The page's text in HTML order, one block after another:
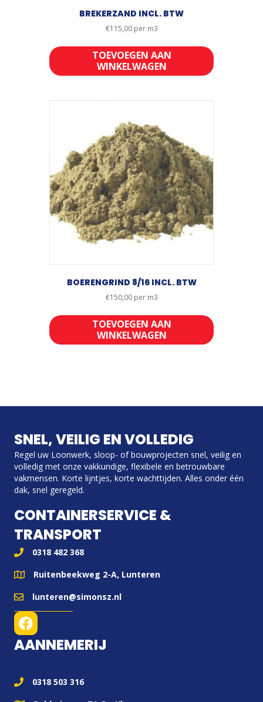
BREKERZAND INCL. BTW
€115,00per m3
TOEVOEGEN AAN
WINKELWAGEN
BOERENGRIND 8/16 INCL. BTW
€150,00per m3
TOEVOEGEN AAN
WINKELWAGEN
SNEL, VEILIG EN VOLLEDIG
Regel uw Loonwerk, sloop- of bouwprojecten snel, veilig en
volledig met onze vakkundige, flexibele en betrouwbare
vakmensen. Korte lijntjes, korte wachttijden. Alles onder één
dak, snel geregeld.
CONTAINERSERVICE &
TRANSPORT
0318 482 368
Ruitenbeekweg 2-A, Lunteren
lunteren@simonsz.nl
AANNEMERIJ
0318 503 316